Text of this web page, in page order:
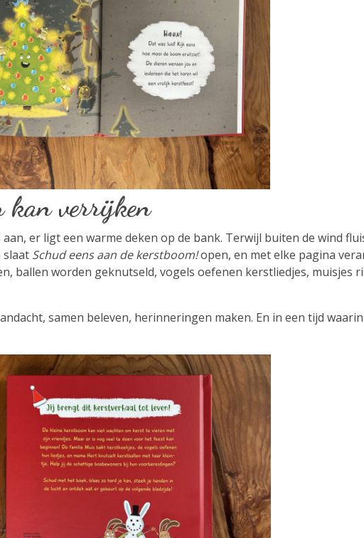
kan verrijken
er ligt een warme deken op de bank. Terwijl buiten de wind
slaat Schud eens aan de kerstboom!open, en met elke pagina
ballen worden geknutseld, vogels oefenen kerstliedjes, muisjes
samen beleven, herinneringen maken. En in een tijd